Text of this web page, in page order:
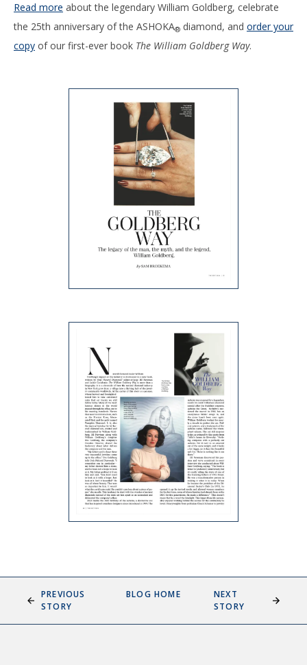
Read more about the legendary William Goldberg, celebrate
the 25th anniversary of the ASHOKA® diamond, and order your
copy of our first-ever book The William Goldberg Way.
PREVIOUS
STORY
BLOG HOME
NEXT
STORY